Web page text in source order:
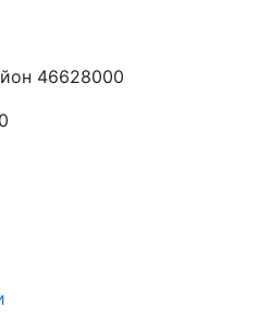
46628000